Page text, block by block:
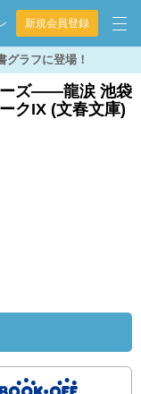
新規会員登録
グラフに登場！
ーズ――龍涙 池袋
クIX (文春文庫)